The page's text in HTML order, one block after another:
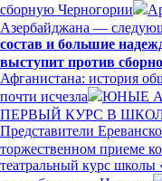
сборную Черногории
Азербайджана —
состав и большие
выступит против
Афганистана: история
почти исчезла
ЮНЫЕ
ПЕРВЫЙ КУРС В
Представители
торжественном приеме
театральный курс школы